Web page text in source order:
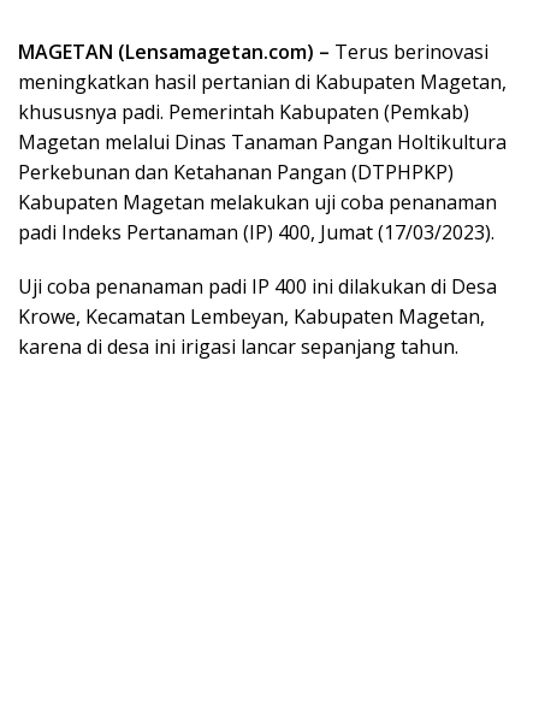
MAGETAN (Lensamagetan.com) – Terus berinovasi
meningkatkan hasil pertanian di Kabupaten Magetan,
khususnya padi. Pemerintah Kabupaten (Pemkab)
Magetan melalui Dinas Tanaman Pangan Holtikultura
Perkebunan dan Ketahanan Pangan (DTPHPKP)
Kabupaten Magetan melakukan uji coba penanaman
padi Indeks Pertanaman (IP) 400, Jumat (17/03/2023).
Uji coba penanaman padi IP 400 ini dilakukan di Desa
Krowe, Kecamatan Lembeyan, Kabupaten Magetan,
karena di desa ini irigasi lancar sepanjang tahun.